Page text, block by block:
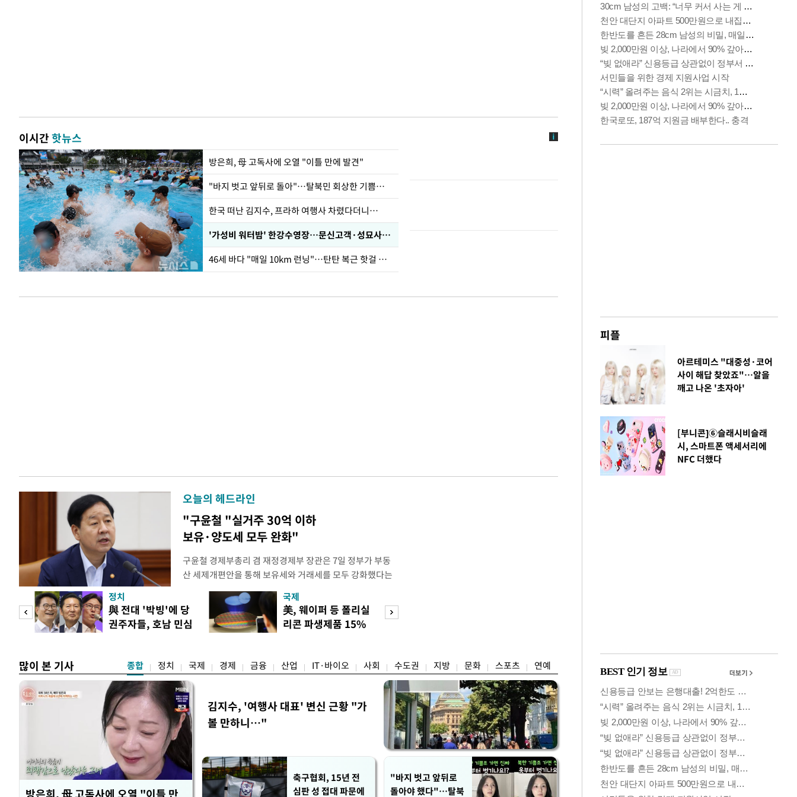
이시간핫뉴스
방은희, 母 고독사에 오열 "이틀 만에 발견"
"바지 벗고 앞뒤로 돌아"…탈북민 회상한 기쁨조 검사
한국 떠난 김지수, 프라하 여행사 차렸다더니…
'가성비 워터밤' 한강수영장…문신고객·성묘사음원 민원
46세 바다 "매일 10km 런닝"…탄탄 복근 핫걸 몸매로
오늘의 헤드라인
"구윤철 "실거주 30억 이하
보유·양도세 모두 완화"
구윤철 경제부총리 겸 재정경제부 장관은 7일 정부가 부동
산 세제개편안을 통해 보유세와 거래세를 모두 강화했다는
지적에 대해 "사는(실거주) 30억원 이하 주택은 보유세도 줄
어들고 나중에 팔 때 양도세도 줄어든다"고 설명했다. 구 부
총리는 이날 오전 MBC 라디오 '김종배의 시선집중'과의 인
터뷰에서 "이게(30억원 이하 주택이) 99% 정도 된다.
정치
與 전대 '박빙'에 당
권주자들, 호남 민심
국제
美, 웨이퍼 등 폴리실
리콘 파생제품 15%
많이 본 기사 종합 정치 국제 경제 금융 산업 IT·바이오 사회 수도권 지방 문화 스포츠 연예
방은희, 母 고독사에 오열 "이틀 만
김지수, '여행사 대표' 변신 근황 "가
볼 만하니…"
축구협회, 15년 전
심판 성 접대 파문에
"바지 벗고 앞뒤로
돌아야 했다"…탈북
피플
아르테미스 "대중성·코어
사이 해답 찾았죠"…알을
깨고 나온 '초자아'
[부니콘]⑥슬래시비슬래
시, 스마트폰 액세서리에
NFC 더했다